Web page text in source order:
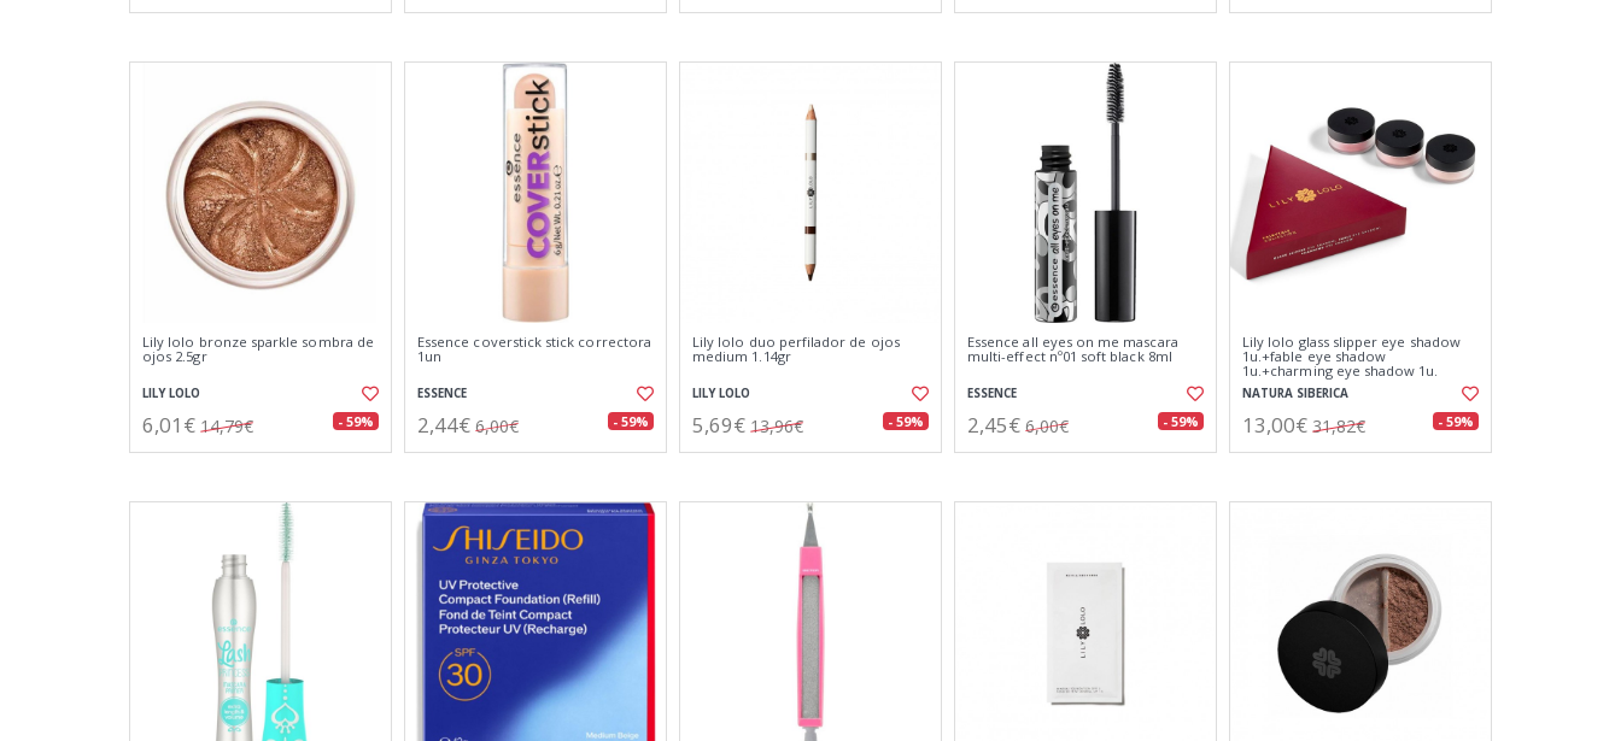
Lily lolo bronze sparkle sombra de
ojos 2.5gr
LILY LOLO
6,01€ 14,79€ - 59%
Essence coverstick stick correctora
1un
ESSENCE
2,44€ 6,00€ - 59%
Lily lolo duo perfilador de ojos
medium 1.14gr
LILY LOLO
5,69€ 13,96€ - 59%
Essence all eyes on me mascara
multi-effect nº01 soft black 8ml
ESSENCE
2,45€ 6,00€ - 59%
Lily lolo glass slipper eye shadow
1u.+fable eye shadow
1u.+charming eye shadow 1u.
NATURA SIBERICA
13,00€ 31,82€ - 59%